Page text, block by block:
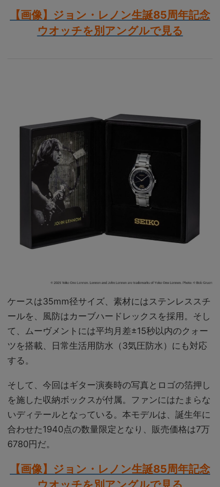
【画像】ジョン・レノン生誕85周年記念
ウオッチを別アングルで見る
ケースは35mm径サイズ、素材にはステンレススチ
ールを、風防はカーブハードレックスを採用。そし
て、ムーヴメントには平均月差±15秒以内のクォー
ツを搭載、日常生活用防水（3気圧防水）にも対応
する。
そして、今回はギター演奏時の写真とロゴの箔押し
を施した収納ボックスが付属。ファンにはたまらな
いディテールとなっている。本モデルは、誕生年に
合わせた1940点の数量限定となり、販売価格は7万
6780円だ。
【画像】ジョン・レノン生誕85周年記念